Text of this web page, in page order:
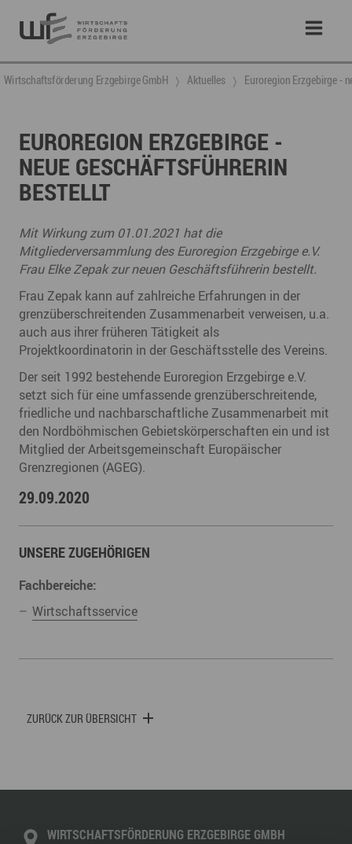
Wirtschaftsförderung Erzgebirge GmbH Aktuelles Euroregion Erzgebirge -
EUROREGION ERZGEBIRGE -
NEUE GESCHÄFTSFÜHRERIN
BESTELLT
Mit Wirkung zum 01.01.2021 hat die
Mitgliederversammlung des Euroregion Erzgebirge e.V.
Frau Elke Zepak zur neuen Geschäftsführerin bestellt.
Frau Zepak kann auf zahlreiche Erfahrungen in der
grenzüberschreitenden Zusammenarbeit verweisen, u.a.
auch aus ihrer früheren Tätigkeit als
Projektkoordinatorin in der Geschäftsstelle des Vereins.
Der seit 1992 bestehende Euroregion Erzgebirge e.V.
setzt sich für eine umfassende grenzüberschreitende,
friedliche und nachbarschaftliche Zusammenarbeit mit
den Nordböhmischen Gebietskörperschaften ein und ist
Mitglied der Arbeitsgemeinschaft Europäischer
Grenzregionen (AGEG).
29.09.2020
UNSERE ZUGEHÖRIGEN
Fachbereiche:
Wirtschaftsservice
ZURÜCK ZUR ÜBERSICHT
WIRTSCHAFTSFÖRDERUNG ERZGEBIRGE GMBH